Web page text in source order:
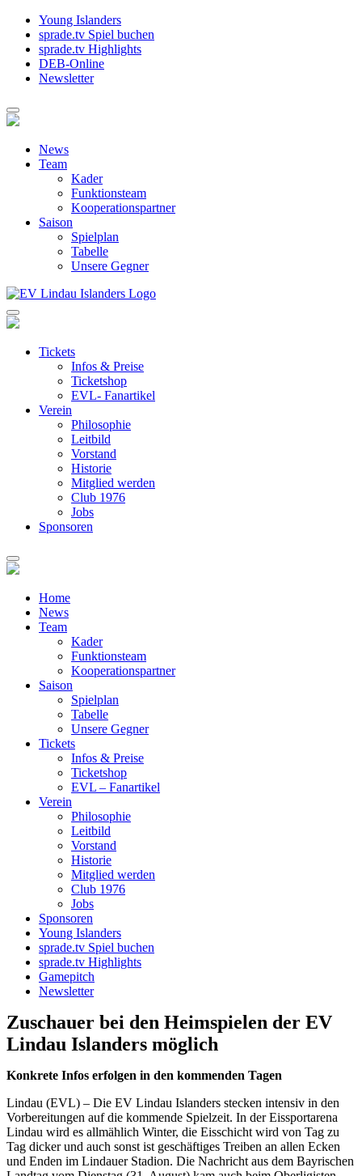
Young Islanders
sprade.tv Spiel buchen
sprade.tv Highlights
DEB-Online
Newsletter
News
Team
Kader
Funktionsteam
Kooperationspartner
Saison
Spielplan
Tabelle
Unsere Gegner
Tickets
Infos & Preise
Ticketshop
EVL- Fanartikel
Verein
Philosophie
Leitbild
Vorstand
Historie
Mitglied werden
Club 1976
Jobs
Sponsoren
Home
News
Team
Kader
Funktionsteam
Kooperationspartner
Saison
Spielplan
Tabelle
Unsere Gegner
Tickets
Infos & Preise
Ticketshop
EVL – Fanartikel
Verein
Philosophie
Leitbild
Vorstand
Historie
Mitglied werden
Club 1976
Jobs
Sponsoren
Young Islanders
sprade.tv Spiel buchen
sprade.tv Highlights
Gamepitch
Newsletter
Zuschauer bei den Heimspielen der EV
Lindau Islanders möglich
Konkrete Infos erfolgen in den kommenden Tagen
Lindau (EVL) – Die EV Lindau Islanders stecken intensiv in den
Vorbereitungen auf die kommende Spielzeit. In der Eissportarena
Lindau wird es allmählich Winter, die Eisschicht wird von Tag zu
Tag dicker und auch sonst ist geschäftiges Treiben an allen Ecken
und Enden im Lindauer Stadion. Die Nachricht aus dem Bayrischen